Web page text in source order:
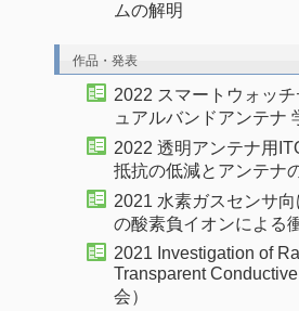
ムの解明
作品・発表
2022 スマートウォッ
ュアルバンドアンテナ
2022 透明アンテナ用
抵抗の低減とアンテナ
2021 水素ガスセンサ
の酸素負イオンによる
2021 Investigation of
Transparent
会）